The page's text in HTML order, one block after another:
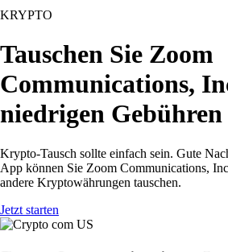
KRYPTO
Tauschen Sie Zoom
Communications,
niedrigen Gebühren
Krypto-Tausch sollte einfach sein. Gute
App können Sie Zoom Communications,
andere Kryptowährungen tauschen.
Jetzt starten